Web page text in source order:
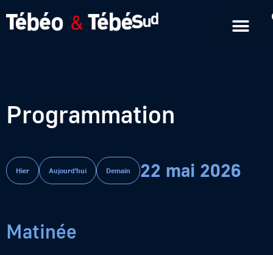
Programmation
Hier Aujourd'hui Demain 22 mai 2026
Matinée